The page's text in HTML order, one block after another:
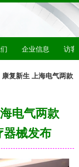
企业信息 访客
康复新生 上海电气两款
电气两款
器械发布